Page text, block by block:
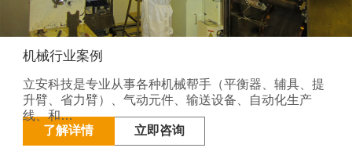
机械行业案例
立安科技是专业从事各种机械帮手（平衡器、辅具、提
升臂、省力臂）、气动元件、输送设备、自动化生产
线、和…
了解详情
立即咨询